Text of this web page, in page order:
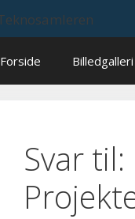
Forside Billedgalleri
Svar